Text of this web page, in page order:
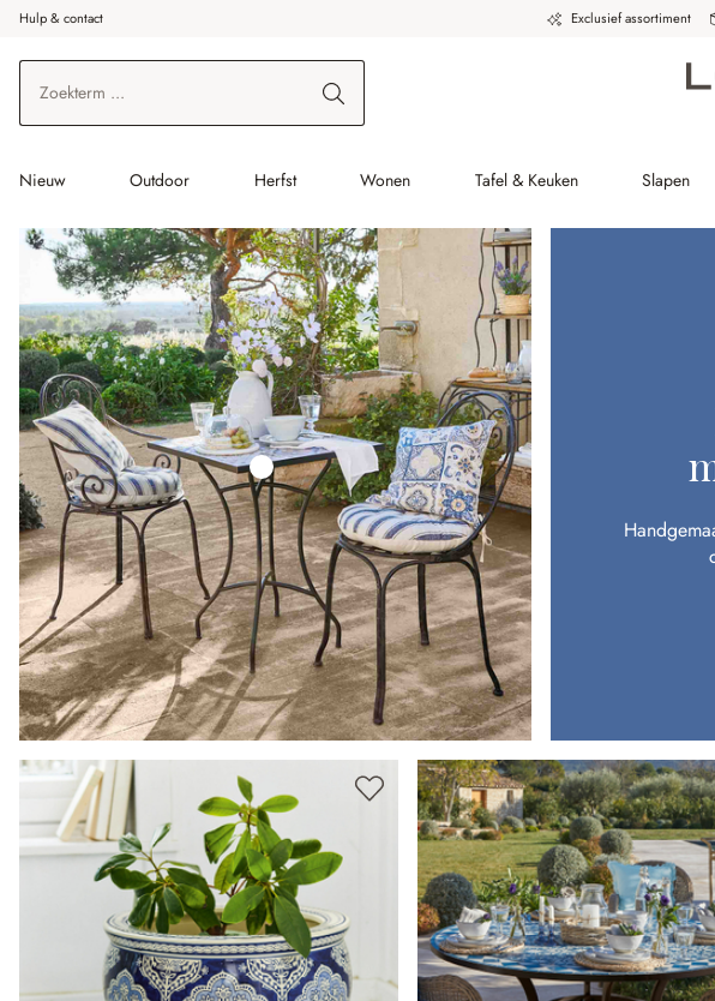
de hoofdinhoud
Ga naar zoeken
Ga naar de hoofdnavigatie
Hulp & contact Exclusief assortiment
Nieuw Outdoor Herfst Wonen Tafel & Keuken Slapen